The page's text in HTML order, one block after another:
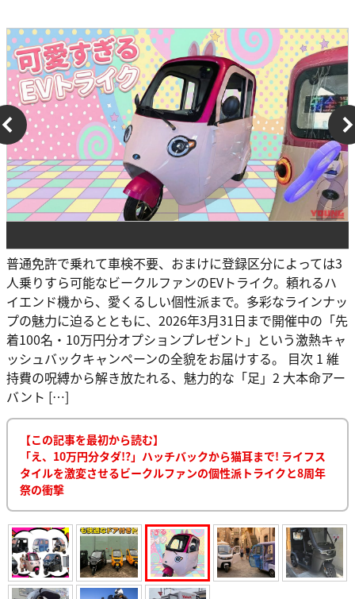
普通免許で乗れて車検不要、おまけに登録区分によっては3
人乗りすら可能なビークルファンのEVトライク。頼れるハ
イエンド機から、愛くるしい個性派まで。多彩なラインナッ
プの魅力に迫るとともに、2026年3月31日まで開催中の「先
着100名・10万円分オプションプレゼント」という激熱キャ
ッシュバックキャンペーンの全貌をお届けする。 目次 1 維
持費の呪縛から解き放たれる、魅力的な「足」2 大本命アー
バント […]
【この記事を最初から読む】
「え、10万円分タダ!?」ハッチバックから猫耳まで! ライフス
タイルを激変させるビークルファンの個性派トライクと8周年
祭の衝撃